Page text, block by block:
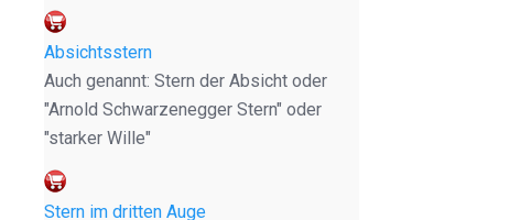
Absichtsstern
Auch genannt: Stern der Absicht oder
"Arnold Schwarzenegger Stern" oder
"starker Wille"
Stern im dritten Auge